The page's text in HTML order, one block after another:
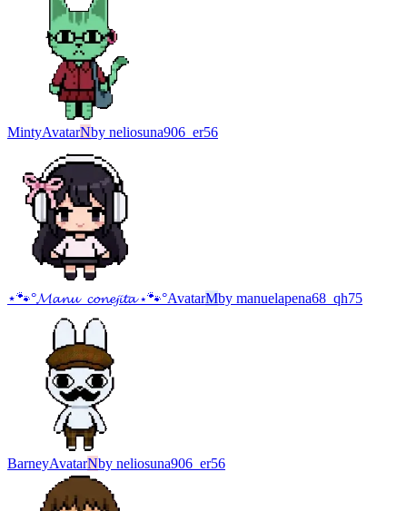
MintyAvatarNby neliosuna906_er56
⋆🐾°𝓜𝓪𝓷𝓾_𝓬𝓸𝓷𝓮𝓳𝓲𝓽𝓪 ⋆🐾°AvatarMby manuelapena68_qh75
BarneyAvatarNby neliosuna906_er56